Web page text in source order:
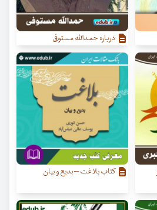
درباره حمدالله مستوفی
کتاب بلاغت – بدیع و بیان